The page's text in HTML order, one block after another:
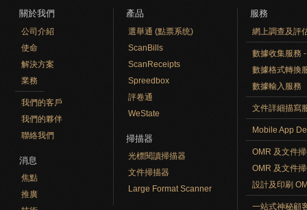
關於我們
公司介紹
使命
解決方案
業務
我們的客戶
我們的夥伴
聯絡我們
消息
焦點
推廣
產品
選舉通 (點票系统)
ScanBills
ScanReceipts
Spreedbox
評卷通
WeState
掃描器
光標閱讀掃描器
文件掃描器
Large Format Scanner
服務
網上調查及評
數據收集服務
數據格式轉換
數據輸入服務
文件詳細描寫
Mobile App
OMR 及文件
OMR 及文件
設計及印刷
一站式神秘顧